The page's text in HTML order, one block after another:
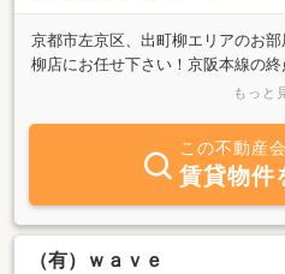
京都市左京区、出町柳エリアのお
柳店にお任せ下さい！京阪本線の
始発駅「出町柳」駅が接するこの
阪方面へスムーズにアクセスでき
す！近隣は鴨川が流れ、自然豊か
やコンビニも多いので生活しやす
バラエティ豊かなスタッフ一同、
す！
もっと
この不動産
賃貸物件
（有）ｗａｖｅ